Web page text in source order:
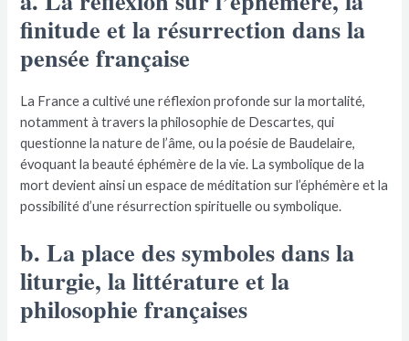
finitude et la résurrection dans la
pensée française
La France a cultivé une réflexion profonde sur la mortalité,
notamment à travers la philosophie de Descartes, qui
questionne la nature de l’âme, ou la poésie de Baudelaire,
évoquant la beauté éphémère de la vie. La symbolique de la
mort devient ainsi un espace de méditation sur l’éphémère et la
possibilité d’une résurrection spirituelle ou symbolique.
b. La place des symboles dans la
liturgie, la littérature et la
philosophie françaises